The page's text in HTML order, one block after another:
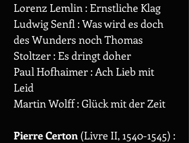
Lorenz Lemlin : Ernstliche Klag
Ludwig Senfl : Was wird es doch
des Wunders noch Thomas
Stoltzer : Es dringt doher
Paul Hofhaimer : Ach Lieb mit
Leid
Martin Wolff : Glück mit der Zeit
Pierre Certon (Livre II,1540-1545) :